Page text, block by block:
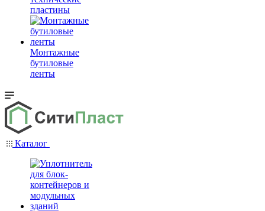
пластины
Монтажные
бутиловые
ленты
Каталог